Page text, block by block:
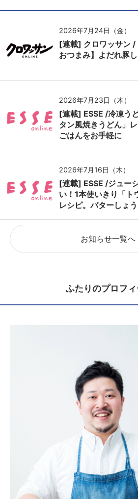
2026年7月24日（金）
[連載] クロワッサン /
おつまみ】よだれ豚
2026年7月23日（木）
[連載] ESSE /冷凍う
タン風焼きうどん」
ごはんをお手軽に
2026年7月16日（木）
[連載] ESSE /ジュー
い！1本使いきり「ト
レシピ。バターしょ
お知らせ一覧へ
ふたりのプロフ